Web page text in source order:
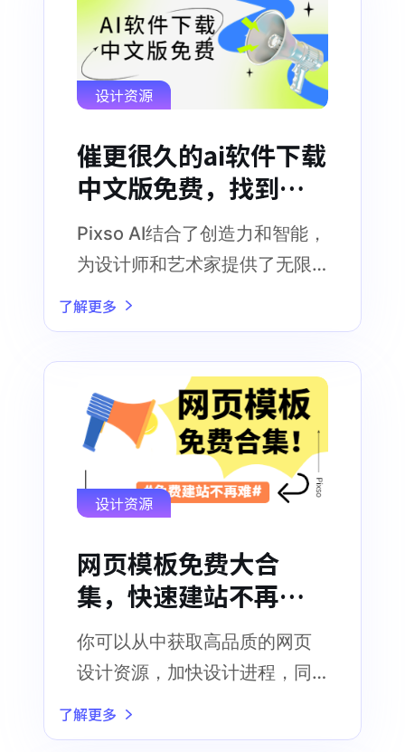
设计资源
催更很久的ai软件下载
中文版免费，找到
了！
Pixso AI结合了创造力和智能，
为设计师和艺术家提供了无限
的可能性
了解更多
设计资源
网页模板免费大合
集，快速建站不再
难！
你可以从中获取高品质的网页
设计资源，加快设计进程，同
时获得灵感和创意
了解更多